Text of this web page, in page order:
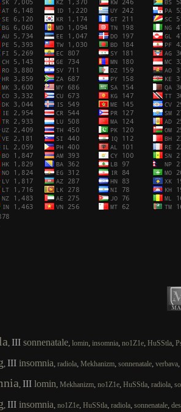
, III sonnenatale, lomin, insomnia, no1Z1e, HuSStla,
, III insomnia, radiola, Mekhanizm, sonnenatale, verbava,
, III lomin, Mekhanizm, no1Z1e, HuSStla, radiola,
, III insomnia, no1Z1e, HuSStla, radiola, sonnenatale,